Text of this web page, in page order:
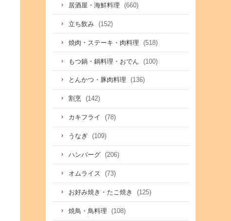
居酒屋・海鮮料理 (660)
立ち飲み (152)
焼肉・ステーキ・肉料理 (518)
もつ鍋・鍋料理・おでん (100)
とんかつ・豚肉料理 (136)
割烹 (142)
カキフライ (78)
うなぎ (109)
ハンバーグ (206)
オムライス (73)
お好み焼き・たこ焼き (125)
焼鳥・鳥料理 (108)